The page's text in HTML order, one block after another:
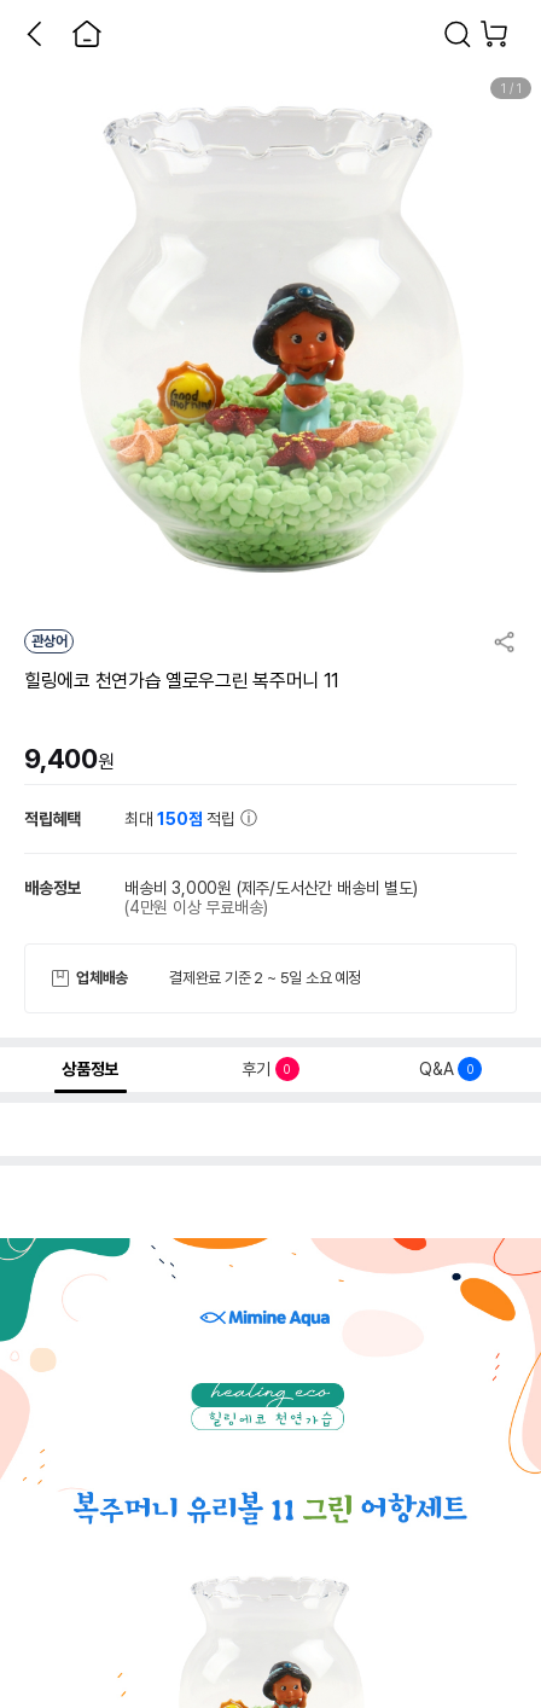
1 / 1
관상어
힐링에코 천연가습 옐로우그린 복주머니 11
9,400원
적립혜택 최대150점 적립
배송정보 배송비 3,000원 (제주/도서산간 배송비 별도)
(4만원 이상 무료배송)
업체배송 결제완료 기준 2 ~ 5일 소요 예정
상품정보 후기 0 Q&A 0